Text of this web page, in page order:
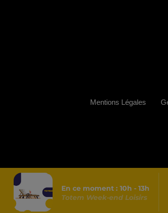
En ce moment : 10h - 13h
Totem Week-end Loisirs
Mentions Légales